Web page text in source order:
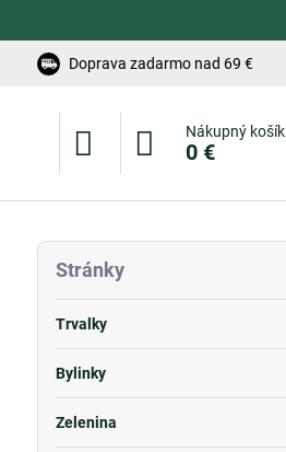
Doprava zadarmo nad 69 €
Nákupný košík
0 €
Stránky
Trvalky
Bylinky
Zelenina